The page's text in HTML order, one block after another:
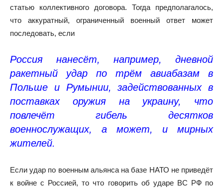
статью коллективного договора. Тогда предполагалось,
что аккуратный, ограниченный военный ответ может
последовать, если
Россия нанесёт, например, дневной
ракетный удар по трём авиабазам в
Польше и Румынии, задействованных в
поставках оружия на украину, что
повлечёт гибель десятков
военнослужащих, а может, и мирных
жителей.
Если удар по военным альянса на базе НАТО не приведёт
к войне с Россией, то что говорить об ударе ВС РФ по